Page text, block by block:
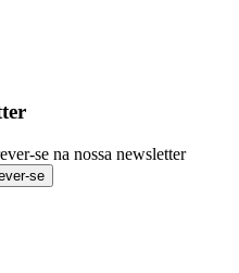
se na nossa newsletter
se